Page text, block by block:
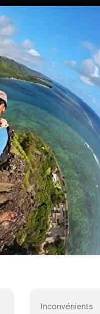
Inconvénients